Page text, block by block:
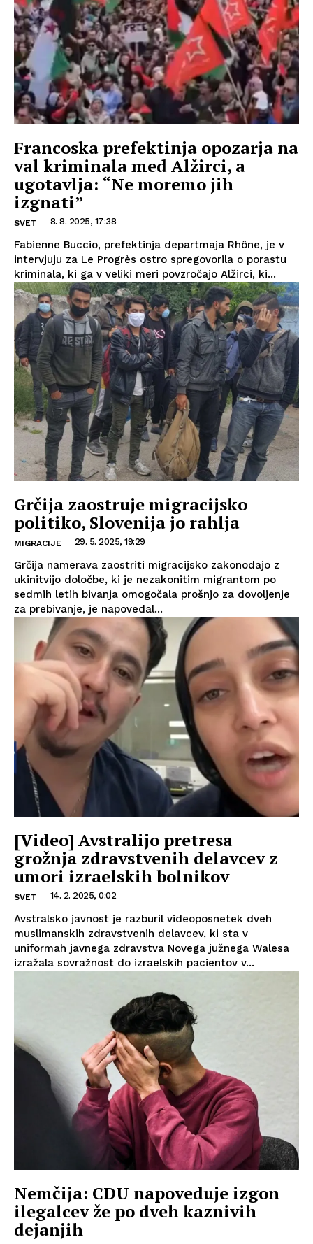
Francoska prefektinja opozarja na
val kriminala med Alžirci, a
ugotavlja: “Ne moremo jih
izgnati”
SVET 8. 8. 2025, 17:38
Fabienne Buccio, prefektinja departmaja Rhône, je v
intervjuju za Le Progrès ostro spregovorila o porastu
kriminala, ki ga v veliki meri povzročajo Alžirci, ki...
Grčija zaostruje migracijsko
politiko, Slovenija jo rahlja
MIGRACIJE 29. 5. 2025, 19:29
Grčija namerava zaostriti migracijsko zakonodajo z
ukinitvijo določbe, ki je nezakonitim migrantom po
sedmih letih bivanja omogočala prošnjo za dovoljenje
za prebivanje, je napovedal...
[Video] Avstralijo pretresa
grožnja zdravstvenih delavcev z
umori izraelskih bolnikov
SVET 14. 2. 2025, 0:02
Avstralsko javnost je razburil videoposnetek dveh
muslimanskih zdravstvenih delavcev, ki sta v
uniformah javnega zdravstva Novega južnega Walesa
izražala sovražnost do izraelskih pacientov v...
Nemčija: CDU napoveduje izgon
ilegalcev že po dveh kaznivih
dejanjih